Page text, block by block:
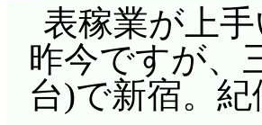
表稼業が上
昨今ですが、
台)で新宿。